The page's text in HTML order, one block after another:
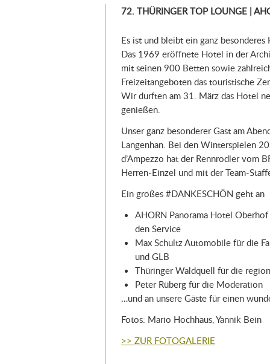
72. THÜRINGER TOP LOUNGE |
Es ist und bleibt ein ganz besonderes
Das 1969 eröffnete Hotel in der
mit seinen 900 Betten sowie
Freizeitangeboten das touristische
Wir durften am 31. März das Hotel
genießen.
Unser ganz besonderer Gast am
Langenhan. Bei den Winterspielen
d’Ampezzo hat der Rennrodler vom
Herren-Einzel und mit der Team-
Ein großes #DANKESCHÖN geht an
AHORN Panorama Hotel
den Service
Max Schultz Automobile für die
und GLB
Thüringer Waldquell für die
Peter Rüberg für die Moderation
…und an unsere Gäste für einen
Fotos: Mario Hochhaus, Yannik Bein
>> ZUR FOTOGALERIE